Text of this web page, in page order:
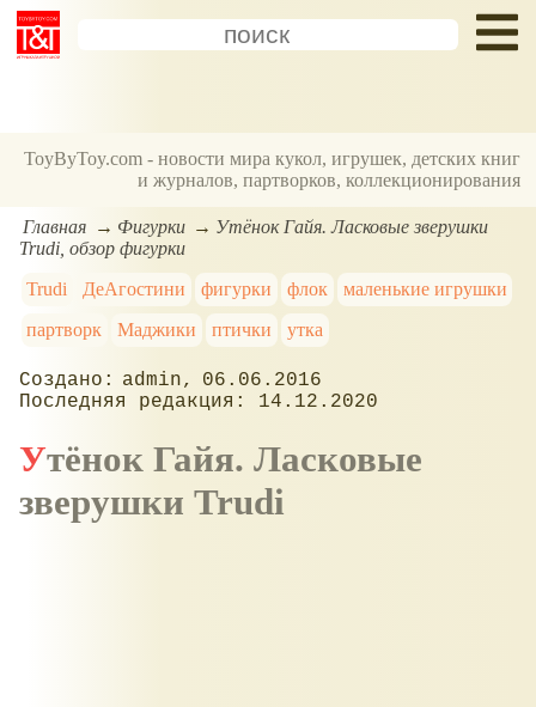
ToyByToy.com - новости мира кукол, игрушек, детских книг
и журналов, партворков, коллекционирования
Главная Фигурки
Утёнок Гайя. Ласковые зверушки
Trudi, обзор фигурки
Trudi
ДеАгостини фигурки флок
маленькие игрушки
партворк
Маджики птички утка
admin
06.06.2016
14.12.2020
Утёнок Гайя. Ласковые
зверушки Trudi